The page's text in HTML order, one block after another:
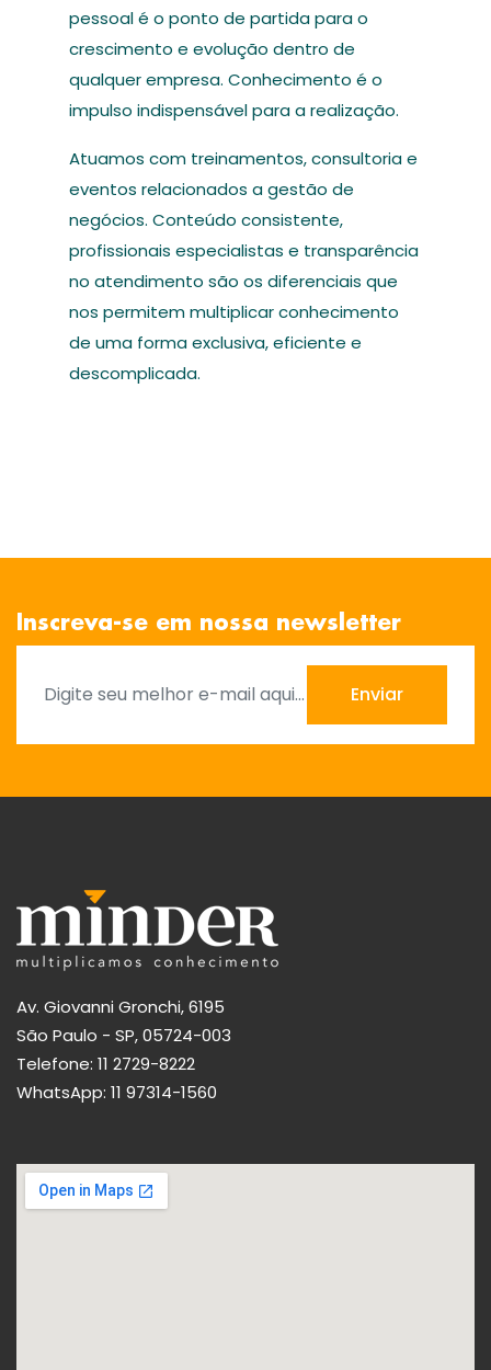
pessoal é o ponto de partida para o
crescimento e evolução dentro de
qualquer empresa. Conhecimento é o
impulso indispensável para a realização.
Atuamos com treinamentos, consultoria e
eventos relacionados a gestão de
negócios. Conteúdo consistente,
profissionais especialistas e transparência
no atendimento são os diferenciais que
nos permitem multiplicar conhecimento
de uma forma exclusiva, eficiente e
descomplicada.
Inscreva-se em nossa newsletter
Enviar
Av. Giovanni Gronchi, 6195
São Paulo - SP, 05724-003
Telefone: 11 2729-8222
WhatsApp: 11 97314-1560